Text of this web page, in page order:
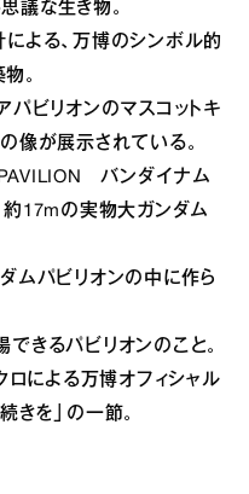
議な生き物。
よる、万博のシンボル的
。
パビリオンのマスコットキ
像が展示されている。
バンダイナム
約17mの実物大ガンダム
ムパビリオンの中に作ら
きるパビリオンのこと。
ロによる万博オフィシャル
きを」の一節。